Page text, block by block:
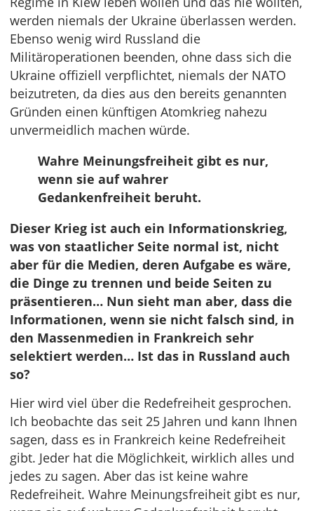
werden niemals der Ukraine überlassen werden.
Ebenso wenig wird Russland die
Militäroperationen beenden, ohne dass sich die
Ukraine offiziell verpflichtet, niemals der NATO
beizutreten, da dies aus den bereits genannten
Gründen einen künftigen Atomkrieg nahezu
unvermeidlich machen würde.
Wahre Meinungsfreiheit gibt es nur,
wenn sie auf wahrer
Gedankenfreiheit beruht.
Dieser Krieg ist auch ein Informationskrieg,
was von staatlicher Seite normal ist, nicht
aber für die Medien, deren Aufgabe es wäre,
die Dinge zu trennen und beide Seiten zu
präsentieren… Nun sieht man aber, dass die
Informationen, wenn sie nicht falsch sind, in
den Massenmedien in Frankreich sehr
selektiert werden… Ist das in Russland auch
so?
Hier wird viel über die Redefreiheit gesprochen.
Ich beobachte das seit 25 Jahren und kann Ihnen
sagen, dass es in Frankreich keine Redefreiheit
gibt. Jeder hat die Möglichkeit, wirklich alles und
jedes zu sagen. Aber das ist keine wahre
Redefreiheit. Wahre Meinungsfreiheit gibt es nur,